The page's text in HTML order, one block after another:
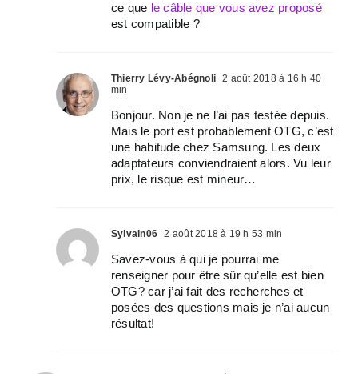
ce que le câble que vous avez proposé
est compatible ?
Thierry Lévy-Abégnoli 2 août 2018 à 16 h 40
min
Bonjour. Non je ne l’ai pas testée depuis.
Mais le port est probablement OTG, c’est
une habitude chez Samsung. Les deux
adaptateurs conviendraient alors. Vu leur
prix, le risque est mineur…
Sylvain06 2 août 2018 à 19 h 53 min
Savez-vous à qui je pourrai me
renseigner pour être sûr qu’elle est bien
OTG? car j’ai fait des recherches et
posées des questions mais je n’ai aucun
résultat!